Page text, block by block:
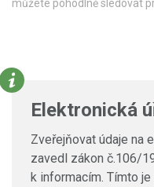
můžete pohodlně sledovat
Elektronická
Zveřejňovat údaje na
zavedl zákon č.106/
k informacím. Tímto